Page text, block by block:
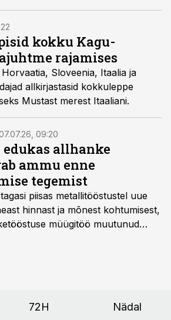
kokku Kagu-
rajamises
Sloveenia, Itaalia ja
allkirjastasid kokkuleppe
naftajuhtme rajamiseks Mustast merest Itaaliani.
09:20
allhanke
ammu enne
tegemist
piisas metallitööstustel uue
hinnast ja mõnest kohtumisest,
müügitöö muutunud
72H Nädal